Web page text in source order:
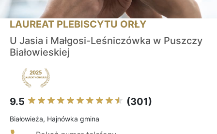
LAUREAT PLEBISCYTU ORŁY
U Jasia i Małgosi-Leśniczówka w Puszczy
Białowieskiej
9.5 (301)
Białowieża, Hajnówka gmina